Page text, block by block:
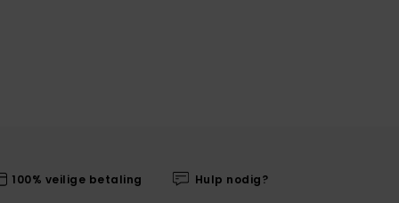
100% veilige betaling Hulp nodig?